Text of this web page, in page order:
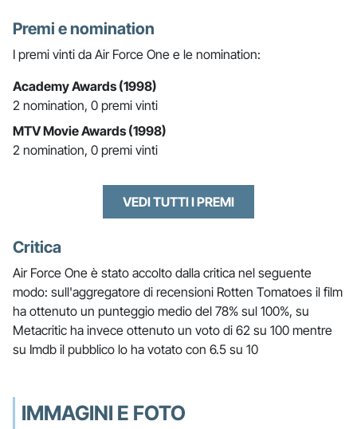
Premi e nomination
I premi vinti da Air Force One e le nomination:
Academy Awards (1998)
2 nomination, 0 premi vinti
MTV Movie Awards (1998)
2 nomination, 0 premi vinti
VEDI TUTTI I PREMI
Critica
Air Force One è stato accolto dalla critica nel seguente
modo: sull'aggregatore di recensioni Rotten Tomatoes il film
ha ottenuto un punteggio medio del 78% sul 100%, su
Metacritic ha invece ottenuto un voto di 62 su 100 mentre
su Imdb il pubblico lo ha votato con 6.5 su 10
IMMAGINI E FOTO